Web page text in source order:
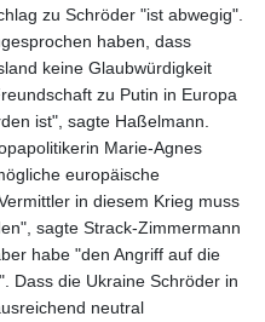
zu Schröder "ist abwegig".
haben, dass
keine Glaubwürdigkeit
zu Putin in Europa
ist", sagte Haßelmann.
Marie-Agnes
europäische
in diesem Krieg muss
sagte Strack-Zimmermann
habe "den Angriff auf die
Dass die Ukraine Schröder in
neutral